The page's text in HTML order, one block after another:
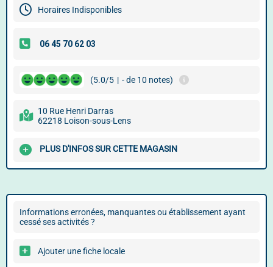
Horaires Indisponibles
(5.0/5 | - de 10 notes)
10 Rue Henri Darras
62218 Loison-sous-Lens
PLUS D'INFOS SUR CETTE MAGASIN
Informations erronées, manquantes ou établissement ayant
cessé ses activités ?
Ajouter une fiche locale